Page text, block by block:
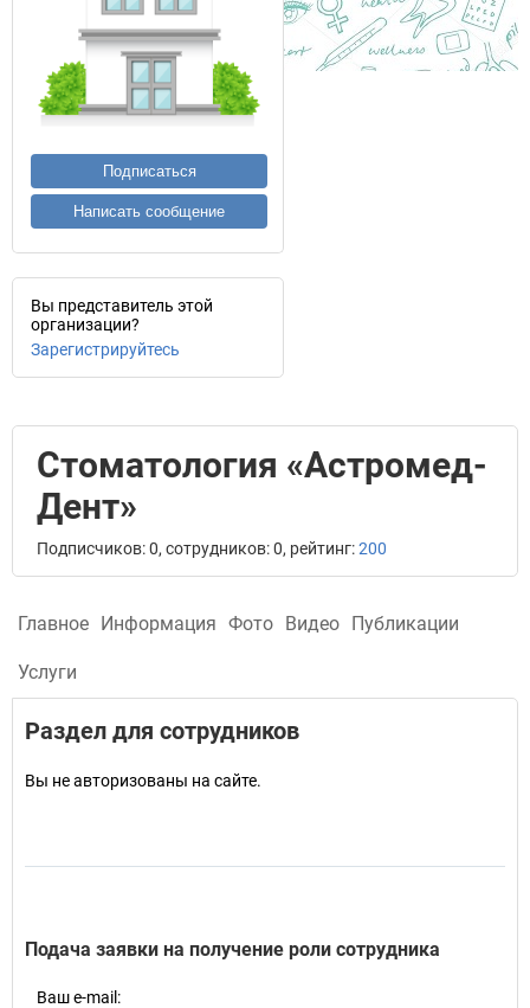
Подписаться
Написать сообщение
Вы представитель этой
организации?
Зарегистрируйтесь
Стоматология «Астромед-
Дент»
Подписчиков: 0, сотрудников: 0, рейтинг:200
Главное Информация Фото Видео Публикации
Услуги
Раздел для сотрудников
Вы не авторизованы на сайте.
Подача заявки на получение роли сотрудника
Ваш e-mail: